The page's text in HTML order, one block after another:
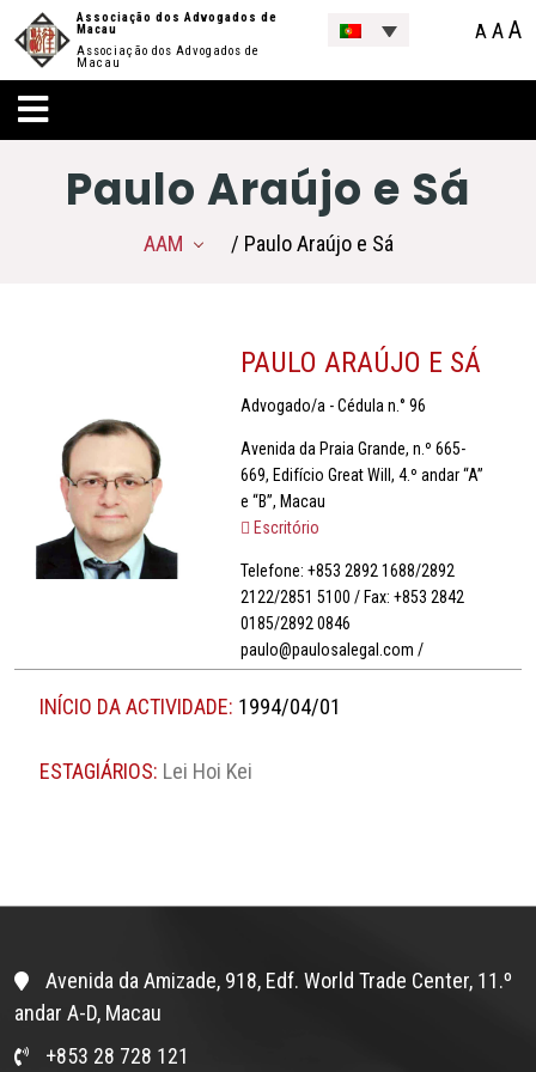
Associação dos Advogados de
Macau
Associação dos Advogados de
Macau
A AA
Paulo Araújo e Sá
AAM / Paulo Araújo e Sá
PAULO ARAÚJO E SÁ
Advogado/a - Cédula n.° 96
Avenida da Praia Grande, n.º 665-
669, Edifício Great Will, 4.º andar “A”
e “B”, Macau
Escritório
Telefone: +853 2892 1688/2892
2122/2851 5100 / Fax: +853 2842
0185/2892 0846
paulo@paulosalegal.com /
INÍCIO DA ACTIVIDADE: 1994/04/01
ESTAGIÁRIOS: Lei Hoi Kei
Avenida da Amizade, 918, Edf. World Trade Center, 11.º
andar A-D, Macau
+853 28 728 121